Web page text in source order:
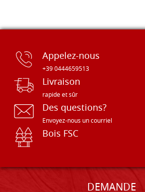
Appelez-nous
+39 0444659513
Livraison
rapide et sûr
Des questions?
Envoyez-nous un courriel
Bois FSC
DEMANDE